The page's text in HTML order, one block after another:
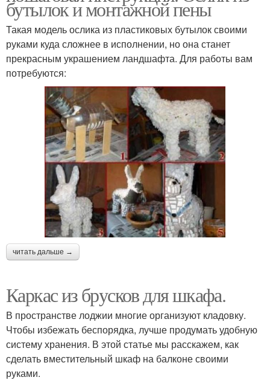
бутылок и монтажной пены
Такая модель ослика из пластиковых бутылок своими
руками куда сложнее в исполнении, но она станет
прекрасным украшением ландшафта. Для работы вам
потребуются:
читать дальше →
Каркас из брусков для шкафа.
В пространстве лоджии многие организуют кладовку.
Чтобы избежать беспорядка, лучше продумать удобную
систему хранения. В этой статье мы расскажем, как
сделать вместительный шкаф на балконе своими
руками.